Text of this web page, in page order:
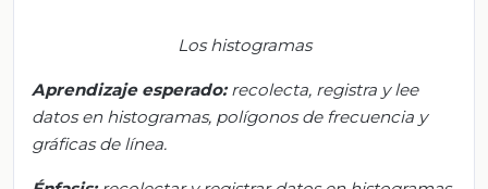
Los histogramas
Aprendizaje esperado:recolecta, registra y lee
datos en histogramas, polígonos de frecuencia y
gráficas de línea.